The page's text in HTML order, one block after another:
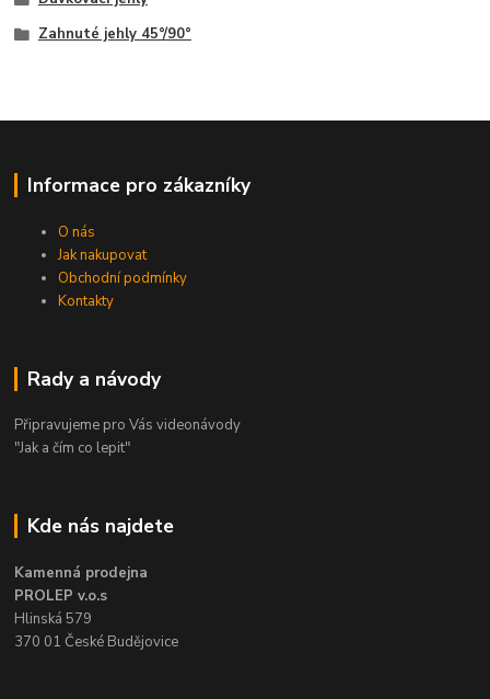
Zahnuté jehly 45°/90°
Informace pro zákazníky
O nás
Jak nakupovat
Obchodní podmínky
Kontakty
Rady a návody
Připravujeme pro Vás videonávody
"Jak a čím co lepit"
Kde nás najdete
Kamenná prodejna
PROLEP v.o.s
Hlinská 579
370 01 České Budějovice